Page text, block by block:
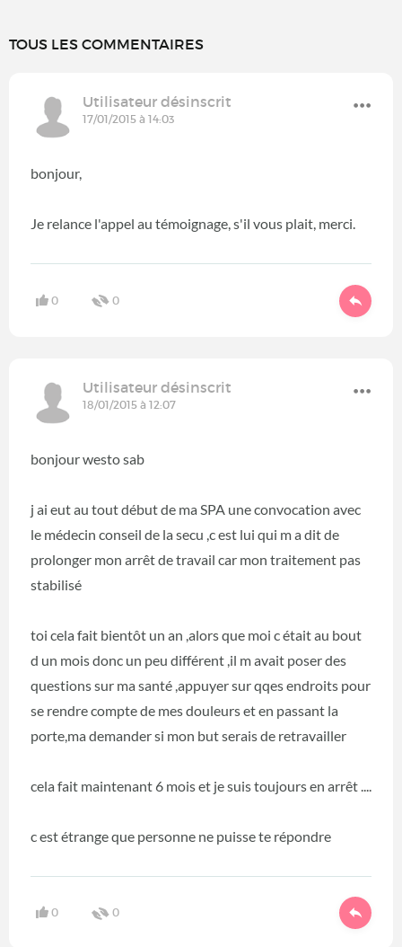
TOUS LES COMMENTAIRES
Utilisateur désinscrit
17/01/2015 à 14:03
bonjour,
Je relance l'appel au témoignage, s'il vous plait, merci.
0 0
Utilisateur désinscrit
18/01/2015 à 12:07
bonjour westo sab
j ai eut au tout début de ma SPA une convocation avec
le médecin conseil de la secu ,c est lui qui m a dit de
prolonger mon arrêt de travail car mon traitement pas
stabilisé
toi cela fait bientôt un an ,alors que moi c était au bout
d un mois donc un peu différent ,il m avait poser des
questions sur ma santé ,appuyer sur qqes endroits pour
se rendre compte de mes douleurs et en passant la
porte,ma demander si mon but serais de retravailler
cela fait maintenant 6 mois et je suis toujours en arrêt ....
c est étrange que personne ne puisse te répondre
0 0